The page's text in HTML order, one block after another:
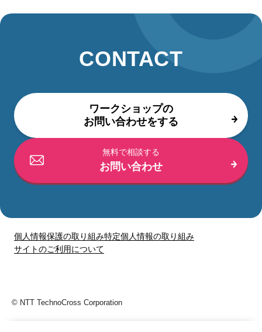
CONTACT
ワークショップの
お問い合わせをする
無料で相談する
お問い合わせ
個人情報保護の取り組み特定個人情報の取り組み
サイトのご利用について
© NTT TechnoCross Corporation